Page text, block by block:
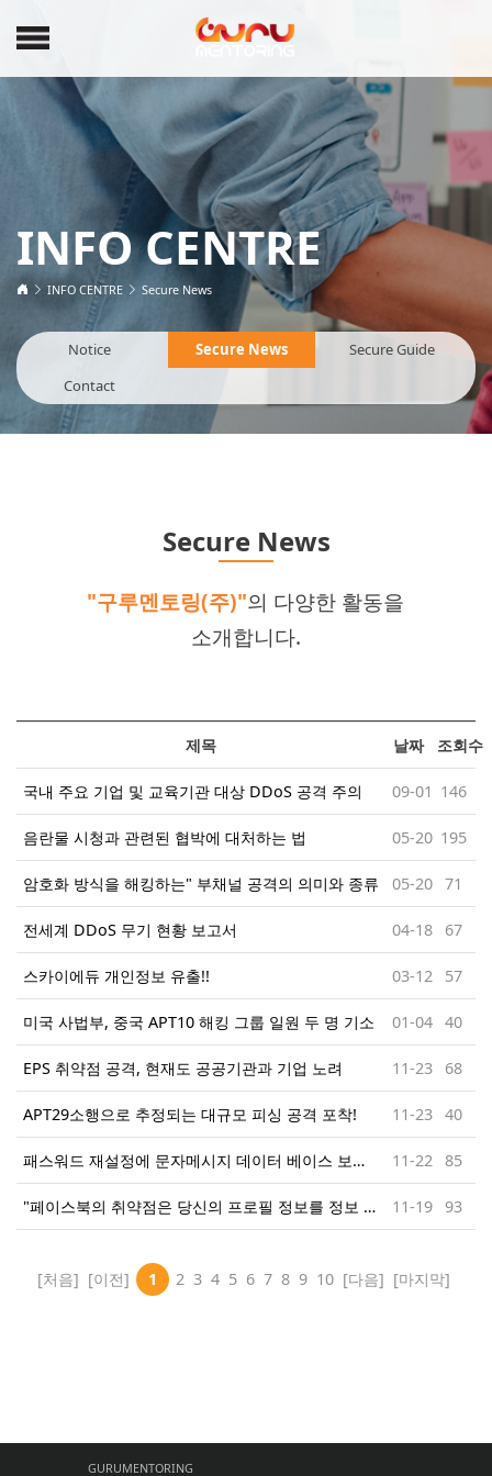
INFO CENTRE
INFO CENTRE Secure News
Notice Secure News
Secure Guide
Contact
Secure News
"구루멘토링(주)"의 다양한 활동을
소개합니다.
제목 날짜 조회수
국내 주요 기업 및 교육기관 대상 DDoS 공격 주의 09-01 146
음란물 시청과 관련된 협박에 대처하는 법 05-20 195
암호화 방식을 해킹하는" 부채널 공격의 의미와 종류 05-20 71
전세계 DDoS 무기 현황 보고서 04-18 67
스카이에듀 개인정보 유출!! 03-12 57
미국 사법부, 중국 APT10 해킹 그룹 일원 두 명 기소 01-04 40
EPS 취약점 공격, 현재도 공공기관과 기업 노려 11-23 68
APT29소행으로 추정되는 대규모 피싱 공격 포착! 11-23 40
패스워드 재설정에 문자메시지 데이터 베이스 보안은 매우 취약하다! 11-22 85
"페이스북의 취약점은 당신의 프로필 정보를 정보 도둑들에게 제공하였다. " 11-19 93
[처음] [이전] 1 2 3 4 5 6 7 8 9 10 [다음] [마지막]
GURUMENTORING